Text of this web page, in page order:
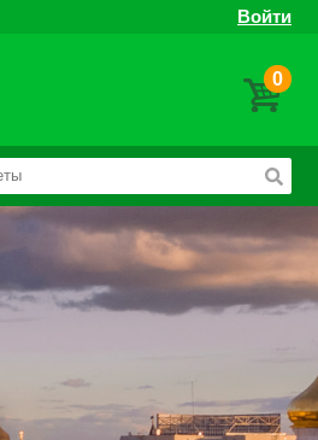
Войти
0